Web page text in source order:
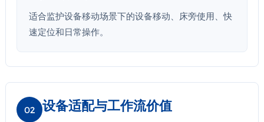
适合监护设备移动场景下的设备移动、床旁使用、快
速定位和日常操作。
02 设备适配与工作流价值